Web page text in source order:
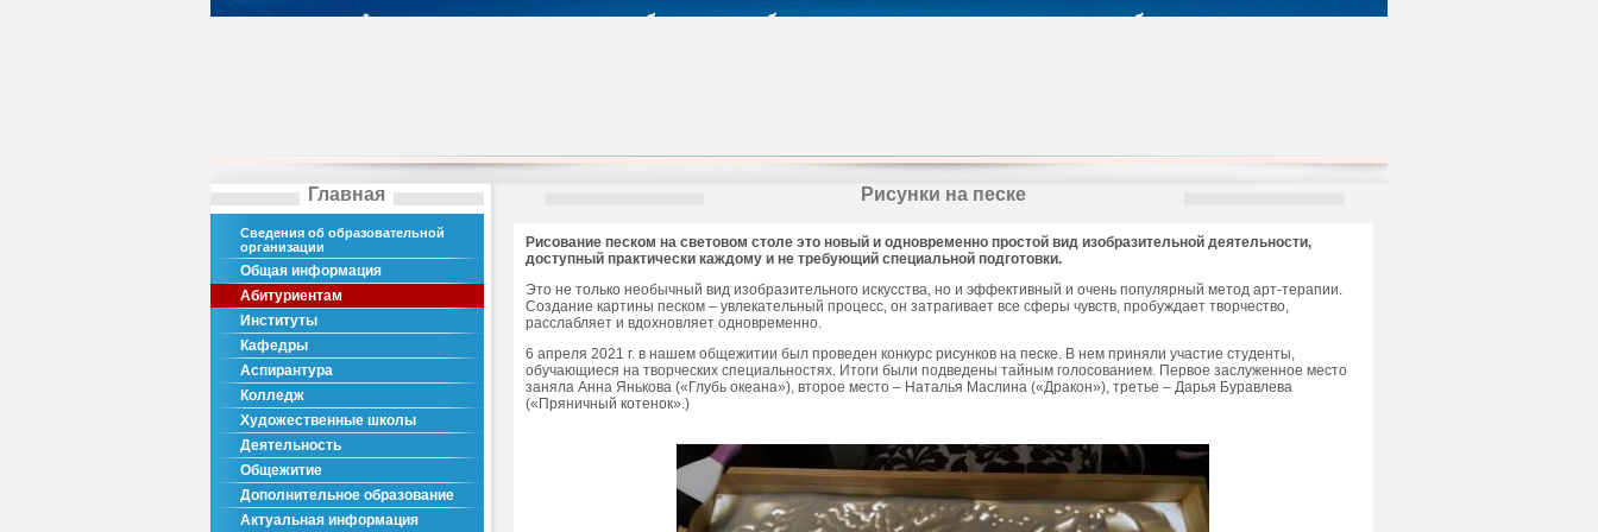
Главная
Сведения об образовательной
организации
Общая информация
Абитуриентам
Институты
Кафедры
Аспирантура
Колледж
Художественные школы
Деятельность
Общежитие
Дополнительное образование
Актуальная информация
Рисунки на песке
Рисование песком на световом столе это новый и одновременно простой вид изобразительной деятельности,
доступный практически каждому и не требующий специальной подготовки.
Это не только необычный вид изобразительного искусства, но и эффективный и очень популярный метод арт-терапии.
Создание картины песком – увлекательный процесс, он затрагивает все сферы чувств, пробуждает творчество,
расслабляет и вдохновляет одновременно.
6 апреля 2021 г. в нашем общежитии был проведен конкурс рисунков на песке. В нем приняли участие студенты,
обучающиеся на творческих специальностях. Итоги были подведены тайным голосованием. Первое заслуженное место
заняла Анна Янькова («Глубь океана»), второе место – Наталья Маслина («Дракон»), третье – Дарья Буравлева
(«Пряничный котенок».)